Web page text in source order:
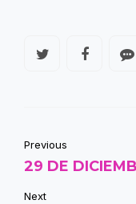
Previous
29 DE
Next